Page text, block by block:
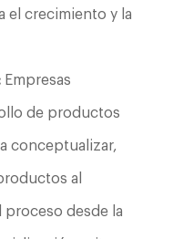
el crecimiento y la
Empresas
de productos
conceptualizar,
al
desde la